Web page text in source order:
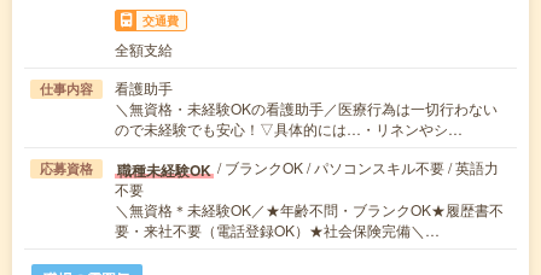
交通費
全額支給
仕事内容
看護助手
＼無資格・未経験OKの看護助手／医療行為は一切行わない
ので未経験でも安心！▽具体的には…・リネンやシ…
応募資格 職種未経験OK / ブランクOK / パソコンスキル不要 / 英語力
不要
＼無資格＊未経験OK／★年齢不問・ブランクOK★履歴書不
要・来社不要（電話登録OK）★社会保険完備＼…